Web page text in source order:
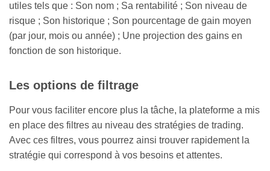
utiles tels que : Son nom ; Sa rentabilité ; Son niveau de
risque ; Son historique ; Son pourcentage de gain moyen
(par jour, mois ou année) ; Une projection des gains en
fonction de son historique.
​Les options de filtrage
Pour vous faciliter encore plus la tâche, la plateforme a mis
en place des filtres au niveau des stratégies de trading.
Avec ces filtres, vous pourrez ainsi trouver rapidement la
stratégie qui correspond à vos besoins et attentes.